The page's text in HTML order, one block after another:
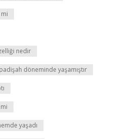
nedir
döneminde yaşamıştır
yaşadı